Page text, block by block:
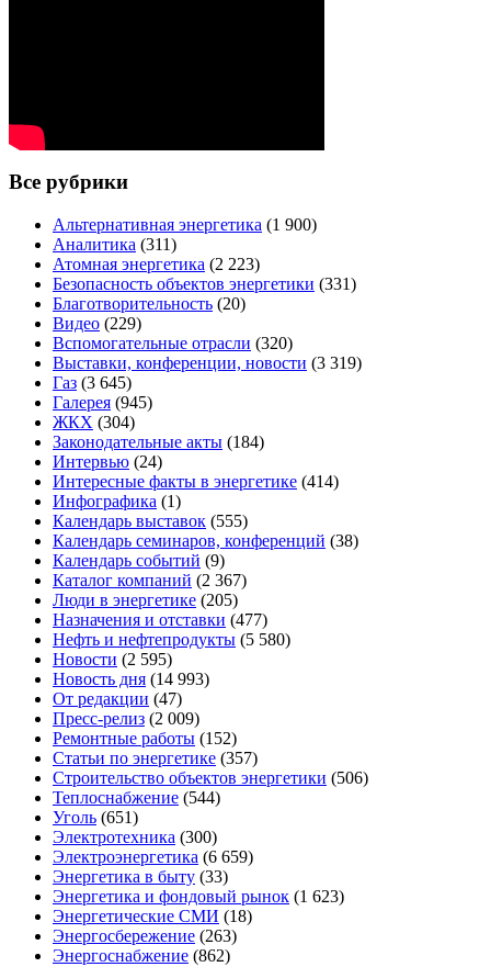
Все рубрики
Альтернативная энергетика (1 900)
Аналитика (311)
Атомная энергетика (2 223)
Безопасность объектов энергетики (331)
Благотворительность (20)
Видео (229)
Вспомогательные отрасли (320)
Выставки, конференции, новости (3 319)
Газ (3 645)
Галерея (945)
ЖКХ (304)
Законодательные акты (184)
Интервью (24)
Интересные факты в энергетике (414)
Инфографика (1)
Календарь выставок (555)
Календарь семинаров, конференций (38)
Календарь событий (9)
Каталог компаний (2 367)
Люди в энергетике (205)
Назначения и отставки (477)
Нефть и нефтепродукты (5 580)
Новости (2 595)
Новость дня (14 993)
От редакции (47)
Пресс-релиз (2 009)
Ремонтные работы (152)
Статьи по энергетике (357)
Строительство объектов энергетики (506)
Теплоснабжение (544)
Уголь (651)
Электротехника (300)
Электроэнергетика (6 659)
Энергетика в быту (33)
Энергетика и фондовый рынок (1 623)
Энергетические СМИ (18)
Энергосбережение (263)
Энергоснабжение (862)